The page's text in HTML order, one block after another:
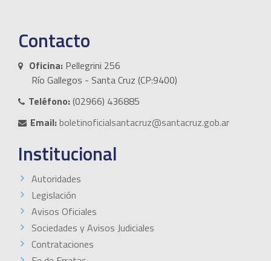
Contacto
Oficina: Pellegrini 256
Río Gallegos - Santa Cruz (CP:9400)
Teléfono:(02966) 436885
Email:boletinoficialsantacruz@santacruz.gob.ar
Institucional
Autoridades
Legislación
Avisos Oficiales
Sociedades y Avisos Judiciales
Contrataciones